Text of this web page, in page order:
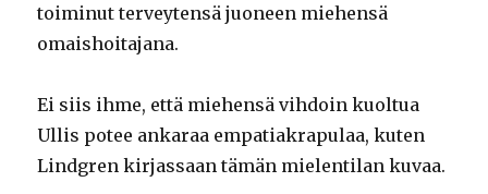
toiminut terveytensä juoneen miehensä
omaishoitajana.
Ei siis ihme, että miehensä vihdoin kuoltua
Ullis potee ankaraa empatiakrapulaa, kuten
Lindgren kirjassaan tämän mielentilan kuvaa.